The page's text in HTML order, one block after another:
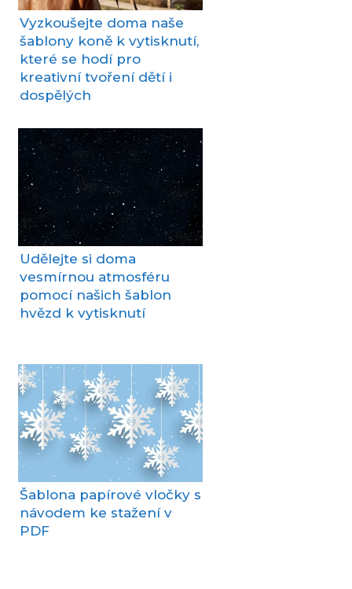
Vyzkoušejte doma naše
šablony koně k vytisknutí,
které se hodí pro
kreativní tvoření dětí i
dospělých
Udělejte si doma
vesmírnou atmosféru
pomocí našich šablon
hvězd k vytisknutí
Šablona papírové vločky s
návodem ke stažení v
PDF